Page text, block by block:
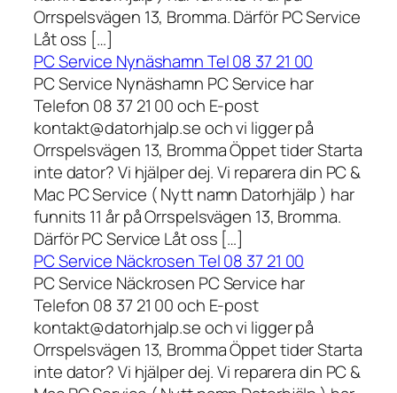
Orrspelsvägen 13, Bromma. Därför PC Service
Låt oss […]
PC Service Nynäshamn Tel 08 37 21 00
PC Service Nynäshamn PC Service har
Telefon 08 37 21 00 och E-post
kontakt@datorhjalp.se och vi ligger på
Orrspelsvägen 13, Bromma Öppet tider Starta
inte dator? Vi hjälper dej. Vi reparera din PC &
Mac PC Service ( Nytt namn Datorhjälp ) har
funnits 11 år på Orrspelsvägen 13, Bromma.
Därför PC Service Låt oss […]
PC Service Näckrosen Tel 08 37 21 00
PC Service Näckrosen PC Service har
Telefon 08 37 21 00 och E-post
kontakt@datorhjalp.se och vi ligger på
Orrspelsvägen 13, Bromma Öppet tider Starta
inte dator? Vi hjälper dej. Vi reparera din PC &